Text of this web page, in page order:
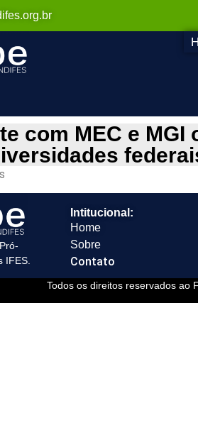
com MEC e
IFES.
Intitucional:
Home
Sobre
Contato
Todos os direitos reservados ao